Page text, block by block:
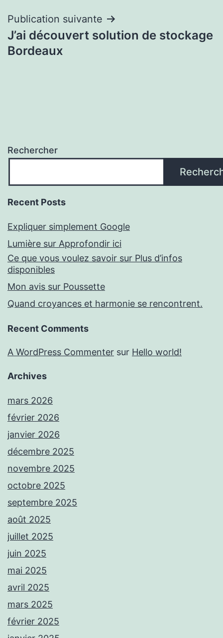
Publication suivante
J’ai découvert solution de stockage
Bordeaux
Rechercher
Recent Posts
Expliquer simplement Google
Lumière sur Approfondir ici
Ce que vous voulez savoir sur Plus d’infos
disponibles
Mon avis sur Poussette
Quand croyances et harmonie se rencontrent.
Recent Comments
A WordPress Commenter sur Hello world!
Archives
mars 2026
février 2026
janvier 2026
décembre 2025
novembre 2025
octobre 2025
septembre 2025
août 2025
juillet 2025
juin 2025
mai 2025
avril 2025
mars 2025
février 2025